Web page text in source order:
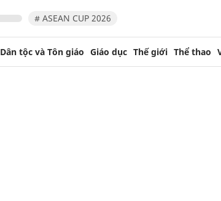
# ASEAN CUP 2026
Dân tộc và Tôn giáo Giáo dục Thế giới Thể thao